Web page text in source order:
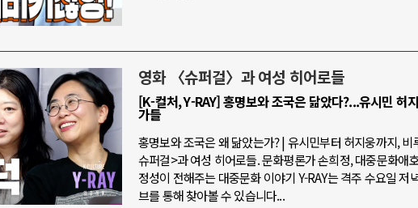
영화 〈슈퍼걸〉과 여성 히어로들
[K-컬처, Y-RAY] 홍명보와 조국은 닮았다?...유시민 허
가들
홍명보와 조국은 왜 닮았는가? | 유시민부터 허지웅까지,
슈퍼걸>과 여성 히어로들. 문화평론가 손희정, 대중문화애
정성이 전해주는 대중문화 이야기 Y-RAY는 격주 수요일 저
브를 통해 찾아볼 수 있습니다...